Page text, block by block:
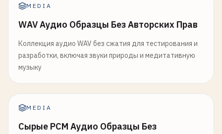
MEDIA
WAV Аудио Образцы Без Авторских Прав
Коллекция аудио WAV без сжатия для тестирования и
разработки, включая звуки природы и медитативную
музыку
MEDIA
Сырые PCM Аудио Образцы Без